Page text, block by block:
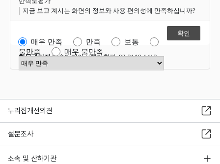
지금 보고 계시는 화면의 정보와 사용 편의성에 만족하십니까?
매우 만족 만족
보통
불만족
매우 불만족
만족도 점수 선택
항목관리자방송미디어정책기획과 02-2110-1412
누리집개선의견
설문조사
소속 및 산하기관